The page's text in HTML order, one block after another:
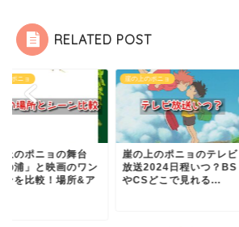
RELATED POST
のポニョ
上のポニョのテレビ
2024日程いつ？BS
どこで見れる...
崖の上のポニョ
崖の上のポニョは何を伝
えたい？宮崎駿からのメ
ッセージや魅力も解説